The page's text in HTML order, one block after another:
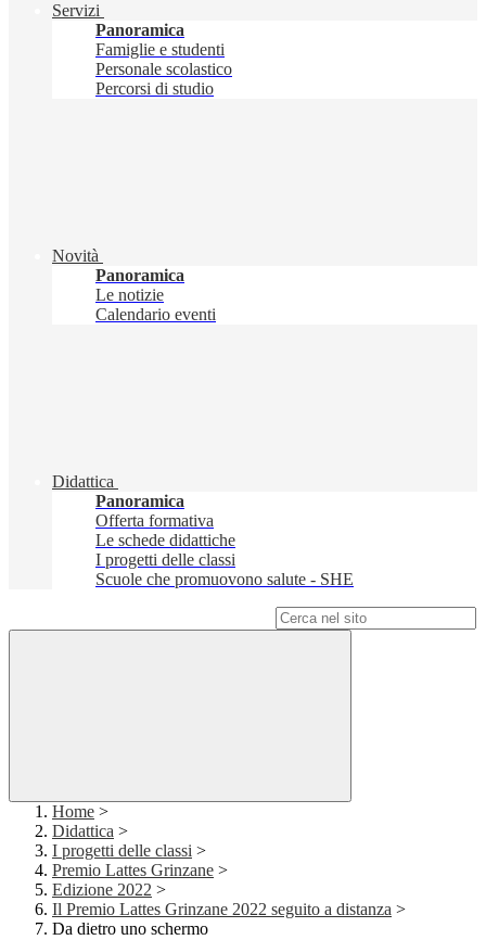
Servizi
Panoramica
Famiglie e studenti
Personale scolastico
Percorsi di studio
Novità
Panoramica
Le notizie
Calendario eventi
Didattica
Panoramica
Offerta formativa
Le schede didattiche
I progetti delle classi
Scuole che promuovono salute - SHE
Home >
Didattica >
I progetti delle classi >
Premio Lattes Grinzane >
Edizione 2022 >
Il Premio Lattes Grinzane 2022 seguito a distanza >
Da dietro uno schermo